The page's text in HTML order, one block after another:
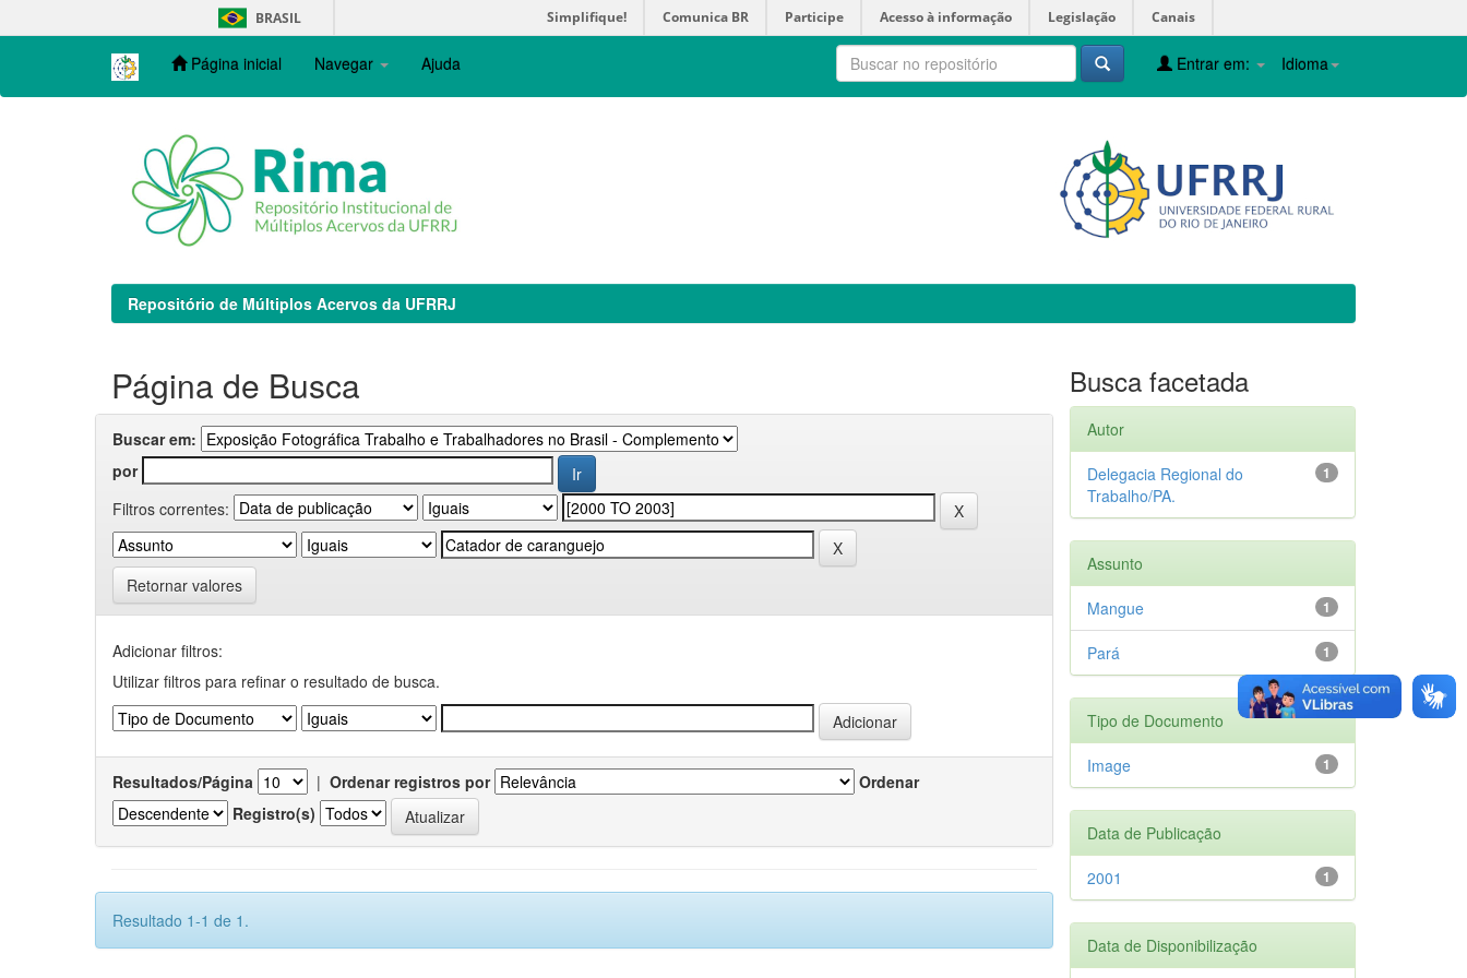
navigation
BRASIL Simplifique! Comunica BR Participe Acesso à informação Legislação Canais
Página inicial Navegar Ajuda Idioma
Entrar em:
Repositório de Múltiplos Acervos da UFRRJ
Página de Busca
Buscar em:
por
Filtros correntes:
Retornar valores
Adicionar filtros:
Utilizar filtros para refinar o resultado de busca.
Resultados/Página | Ordenar registros por
Ordenar
Registro(s)
Resultado 1-1 de 1.
Busca facetada
Autor
1
Delegacia Regional do
Trabalho/PA.
Assunto
1
Mangue
1
Pará
Tipo de Documento
1
Image
Data de Publicação
1
2001
Data de Disponibilização